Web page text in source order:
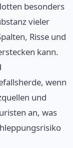
besonders
vieler
Risse und
kann.
wenn
und
an, was